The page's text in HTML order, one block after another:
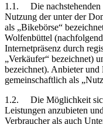
1.1.
Die
Nutzung der unter der
als „Bikebörse“
Wolfenbüttel
Internetpräsenz durch
„Verkäufer“ bezeichnet)
bezeichnet). Anbieter
gemeinschaftlich als
1.2.
Die Möglichkeit
Leistungen anzubieten
Verbraucher als auch